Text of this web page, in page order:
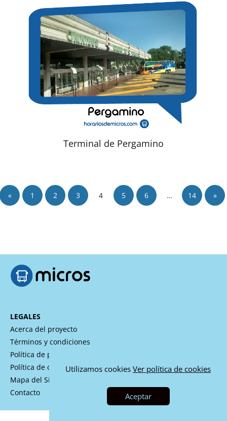
Terminal de Pergamino
« 1 2 3 4 5 6 … 14 »
LEGALES
Acerca del proyecto
Términos y condiciones
Política de privacidad
Política de cookies
Mapa del Sitio
Contacto
Utilizamos cookies Ver política de cookies
Aceptar